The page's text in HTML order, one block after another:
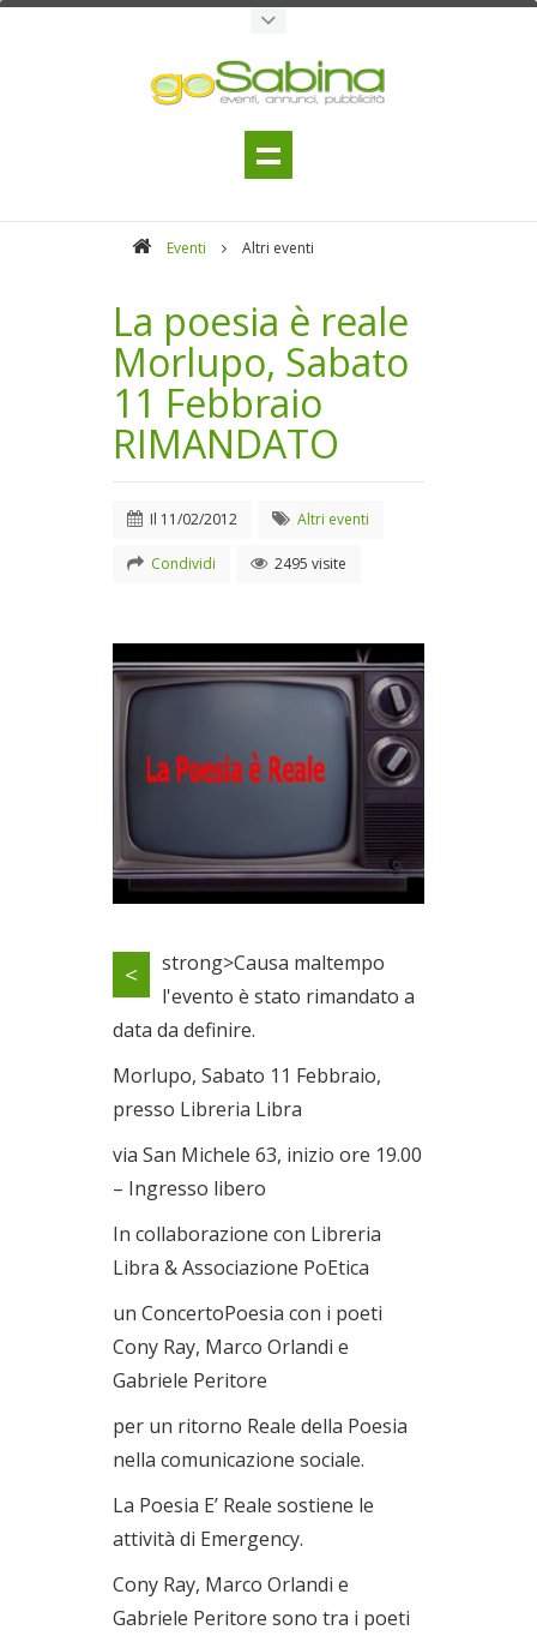
Eventi Altri eventi
La poesia è reale
Morlupo, Sabato
11 Febbraio
RIMANDATO
Il 11/02/2012 Altri eventi
Condividi 2495 visite
Locandina evento
Il 11/02/2012
<
strong>Causa maltempo
l'evento è stato rimandato a
data da definire.
Morlupo, Sabato 11 Febbraio,
presso Libreria Libra
via San Michele 63, inizio ore 19.00
– Ingresso libero
In collaborazione con Libreria
Libra & Associazione PoEtica
un ConcertoPoesia con i poeti
Cony Ray, Marco Orlandi e
Gabriele Peritore
per un ritorno Reale della Poesia
nella comunicazione sociale.
La Poesia E’ Reale sostiene le
attività di Emergency.
Cony Ray, Marco Orlandi e
Gabriele Peritore sono tra i poeti